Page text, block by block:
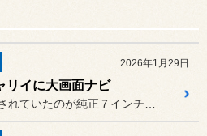
2026年1月29日
リイに大画面ナビ